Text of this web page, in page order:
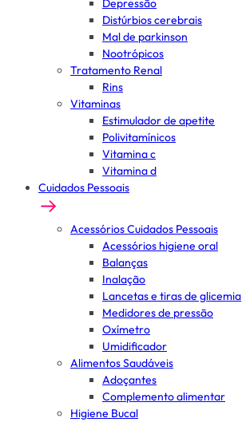
Depressão
Distúrbios cerebrais
Mal de parkinson
Nootrópicos
Tratamento Renal
Rins
Vitaminas
Estimulador de apetite
Polivitamínicos
Vitamina c
Vitamina d
Cuidados Pessoais
Acessórios Cuidados Pessoais
Acessórios higiene oral
Balanças
Inalação
Lancetas e tiras de glicemia
Medidores de pressão
Oxímetro
Umidificador
Alimentos Saudáveis
Adoçantes
Complemento alimentar
Higiene Bucal